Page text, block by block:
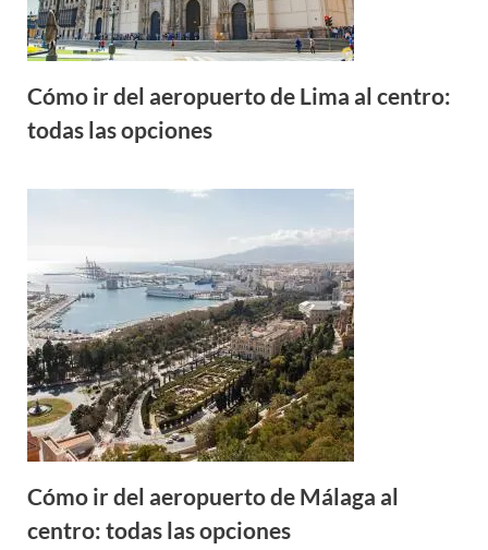
Cómo ir del aeropuerto de Lima al centro:
todas las opciones
Cómo ir del aeropuerto de Málaga al
centro: todas las opciones